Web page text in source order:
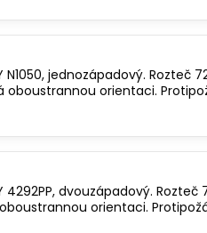
N1050, jednozápadový. Rozteč
oboustrannou orientaci.
4292PP, dvouzápadový. Rozteč
orientaci.